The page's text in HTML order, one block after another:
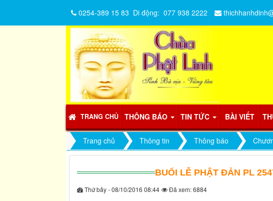
TRANG CHỦ THÔNG BÁO TIN TỨC BÀI VIẾT
0254-389 15 83 Di động: 077 938 2222
Trang chủ Thông tin Thông báo
BUỔI LỄ PHẬT ĐẢN PL
Thứ bảy - 08/10/2016 08:44 Đã xem: 6884